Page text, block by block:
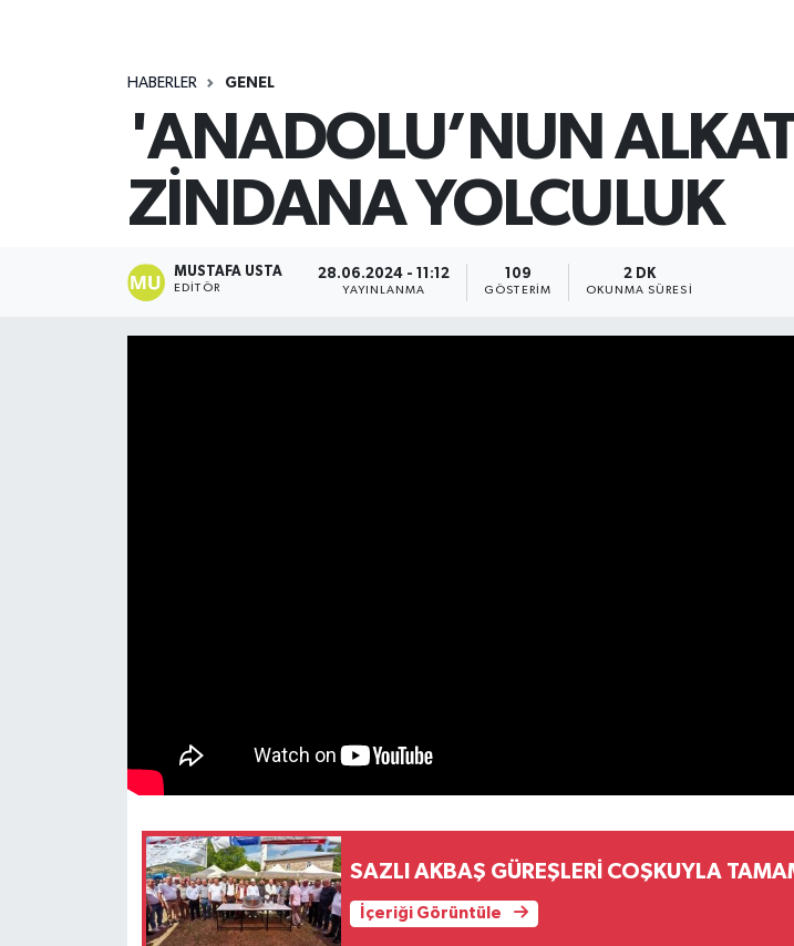
HABERLER GENEL
'ANADOLU’NUN
ZİNDANA YOLCULUK
MUSTAFA USTA
EDITÖR
28.06.2024 - 11:12
YAYINLANMA
109
GÖSTERIM
2 DK
OKUNMA SÜRESI
SAZLI AKBAŞ GÜREŞLERİ COŞKUYLA
İçeriği Görüntüle